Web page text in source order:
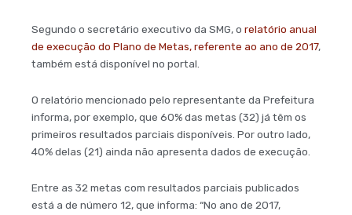
Segundo o secretário executivo da SMG, o relatório anual
de execução do Plano de Metas, referente ao ano de 2017,
também está disponível no portal.
O relatório mencionado pelo representante da Prefeitura
informa, por exemplo, que 60% das metas (32) já têm os
primeiros resultados parciais disponíveis. Por outro lado,
40% delas (21) ainda não apresenta dados de execução.
Entre as 32 metas com resultados parciais publicados
está a de número 12, que informa: “No ano de 2017,